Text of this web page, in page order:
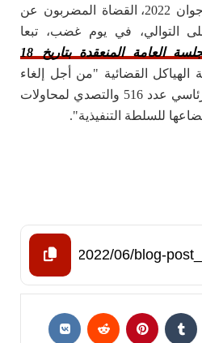
يدخل اليوم الخميس 23 جوان 2022، القضاة المضربون عن
التوالي، في يوم غضب، تبعا
الجلسة العامة المنعقدة بتاريخ 18
الهياكل القضائية "من أجل إلغاء
المرسوم عدد 35 والأمر الرئاسي عدد 516 والتصدي لمحاولات
للسلطة التنفيذية".